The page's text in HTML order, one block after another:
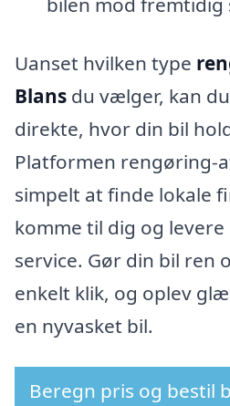
Uanset hvilken type
Blans du vælger, kan
direkte, hvor din bil
Platformen rengøring-
simpelt at finde lokale
komme til dig og
service. Gør din bil ren
enkelt klik, og oplev
en nyvasket bil.
Beregn pris og bestil